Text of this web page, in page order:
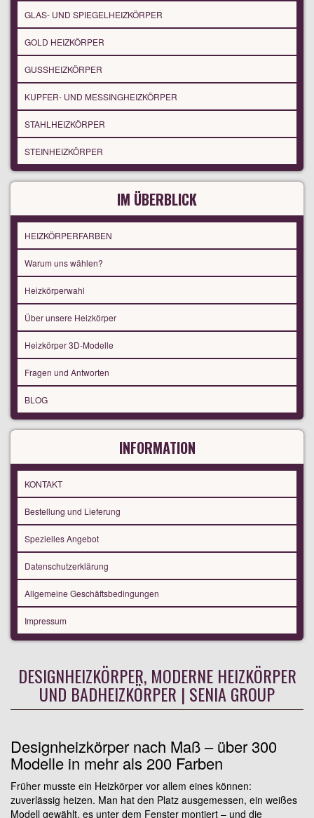
GLAS- UND SPIEGELHEIZKÖRPER
GOLD HEIZKÖRPER
GUSSHEIZKÖRPER
KUPFER- UND MESSINGHEIZKÖRPER
STAHLHEIZKÖRPER
STEINHEIZKÖRPER
IM ÜBERBLICK
HEIZKÖRPERFARBEN
Warum uns wählen?
Heizkörperwahl
Über unsere Heizkörper
Heizkörper 3D-Modelle
Fragen und Antworten
BLOG
INFORMATION
KONTAKT
Bestellung und Lieferung
Spezielles Angebot
Datenschutzerklärung
Allgemeine Geschäftsbedingungen
Impressum
DESIGNHEIZKÖRPER, MODERNE HEIZKÖRPER
UND BADHEIZKÖRPER | SENIA GROUP
Designheizkörper nach Maß – über 300
Modelle in mehr als 200 Farben
Früher musste ein Heizkörper vor allem eines können:
zuverlässig heizen. Man hat den Platz ausgemessen, ein weißes
Modell gewählt, es unter dem Fenster montiert – und die